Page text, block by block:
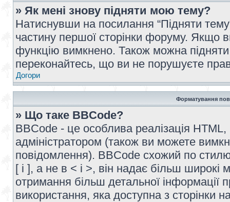
» Як мені знову підняти мою тему?
Натиснувши на посилання “Підняти
частину першої сторінки форуму. Якщо
функцію вимкнено. Також можна
переконайтесь, що ви не порушуєте
Догори
Форматування
» Що таке BBCode?
BBCode - це особлива реалізація
адміністратором (також ви можете
повідомлення). BBCode схожий по
[ і ], а не в < і >, він надає більш
отримання більш детальної інформації
використання, яка доступна з сторінки